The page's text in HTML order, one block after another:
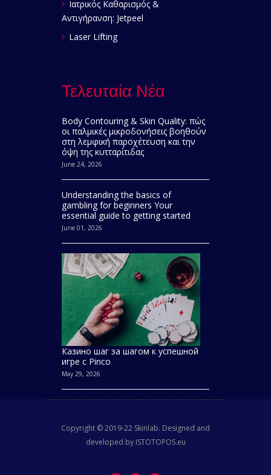
Ιατρικός Καθαρισμός &
Αντιγήρανση: Jetpeel
Laser Lifting
Τελευταία Νέα
Body Contouring & Skin Quality: πώς
οι παλμικές μικροδονήσεις βοηθούν
στη λεμφική παροχέτευση και την
όψη της κυτταρίτιδας
June 24, 2026
Understanding the basics of
gambling for beginners Your
essential guide to getting started
June 01, 2026
Казино шаг за шагом к успешной
игре с Pinco
May 29, 2026
Copyright © 2019-22 Skinlab. Designed and
developed by ISTOTOPOS.eu